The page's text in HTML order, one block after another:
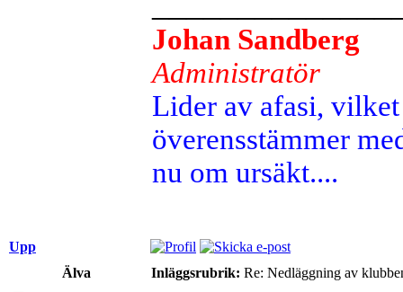
Johan Sandberg
Administratör
Lider av afasi,
överensstämmer
nu om ursäkt....
Upp
Älva
Inläggsrubrik: Re: Nedläggning av